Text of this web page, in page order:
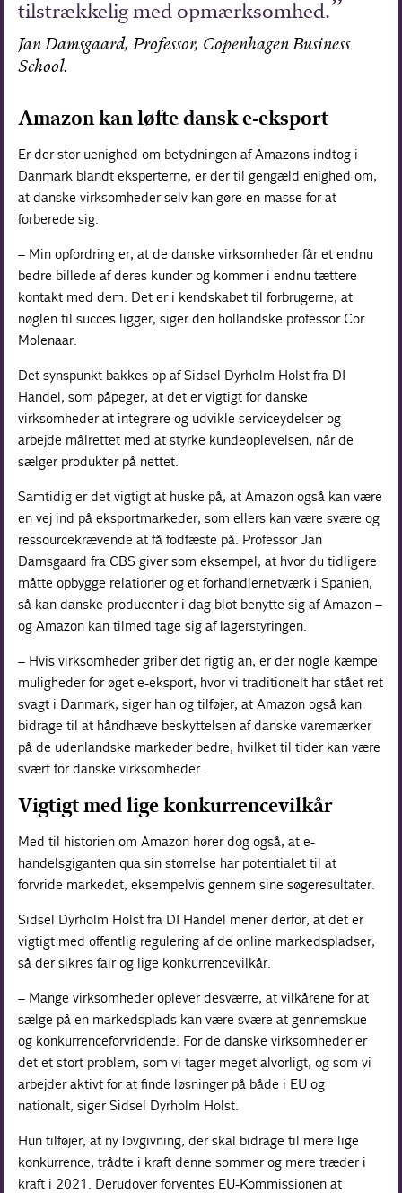
tilstrækkelig med opmærksomhed.
Jan Damsgaard, Professor, Copenhagen Business
School.
Amazon kan løfte dansk e-eksport
Er der stor uenighed om betydningen af Amazons indtog i
Danmark blandt eksperterne, er der til gengæld enighed om,
at danske virksomheder selv kan gøre en masse for at
forberede sig.
– Min opfordring er, at de danske virksomheder får et endnu
bedre billede af deres kunder og kommer i endnu tættere
kontakt med dem. Det er i kendskabet til forbrugerne, at
nøglen til succes ligger, siger den hollandske professor Cor
Molenaar.
Det synspunkt bakkes op af Sidsel Dyrholm Holst fra DI
Handel, som påpeger, at det er vigtigt for danske
virksomheder at integrere og udvikle serviceydelser og
arbejde målrettet med at styrke kundeoplevelsen, når de
sælger produkter på nettet.
Samtidig er det vigtigt at huske på, at Amazon også kan være
en vej ind på eksportmarkeder, som ellers kan være svære og
ressourcekrævende at få fodfæste på. Professor Jan
Damsgaard fra CBS giver som eksempel, at hvor du tidligere
måtte opbygge relationer og et forhandlernetværk i Spanien,
så kan danske producenter i dag blot benytte sig af Amazon –
og Amazon kan tilmed tage sig af lagerstyringen.
– Hvis virksomheder griber det rigtig an, er der nogle kæmpe
muligheder for øget e-eksport, hvor vi traditionelt har stået ret
svagt i Danmark, siger han og tilføjer, at Amazon også kan
bidrage til at håndhæve beskyttelsen af danske varemærker
på de udenlandske markeder bedre, hvilket til tider kan være
svært for danske virksomheder.
Vigtigt med lige konkurrencevilkår
Med til historien om Amazon hører dog også, at e-
handelsgiganten qua sin størrelse har potentialet til at
forvride markedet, eksempelvis gennem sine søgeresultater.
Sidsel Dyrholm Holst fra DI Handel mener derfor, at det er
vigtigt med offentlig regulering af de online markedspladser,
så der sikres fair og lige konkurrencevilkår.
– Mange virksomheder oplever desværre, at vilkårene for at
sælge på en markedsplads kan være svære at gennemskue
og konkurrenceforvridende. For de danske virksomheder er
det et stort problem, som vi tager meget alvorligt, og som vi
arbejder aktivt for at finde løsninger på både i EU og
nationalt, siger Sidsel Dyrholm Holst.
Hun tilføjer, at ny lovgivning, der skal bidrage til mere lige
konkurrence, trådte i kraft denne sommer og mere træder i
kraft i 2021. Derudover forventes EU-Kommissionen at